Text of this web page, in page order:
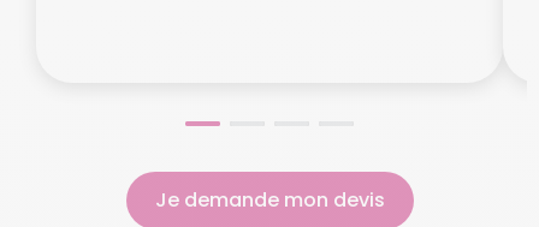
Je demande mon devis